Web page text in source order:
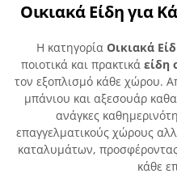
Οικιακά Είδη για
Η κατηγορία Οικιακά
ποιοτικά και πρακτικά είδη
τον εξοπλισμό κάθε χώρου.
μπάνιου και αξεσουάρ
ανάγκες
επαγγελματικούς χώρους
καταλυμάτων,
κάθε